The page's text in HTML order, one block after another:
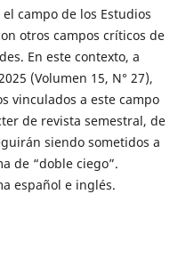
campo de los Estudios
otros campos críticos de
En este contexto, a
(Volumen 15, N° 27),
vinculados a este campo
de revista semestral, de
siendo sometidos a
de “doble ciego”.
español e inglés.